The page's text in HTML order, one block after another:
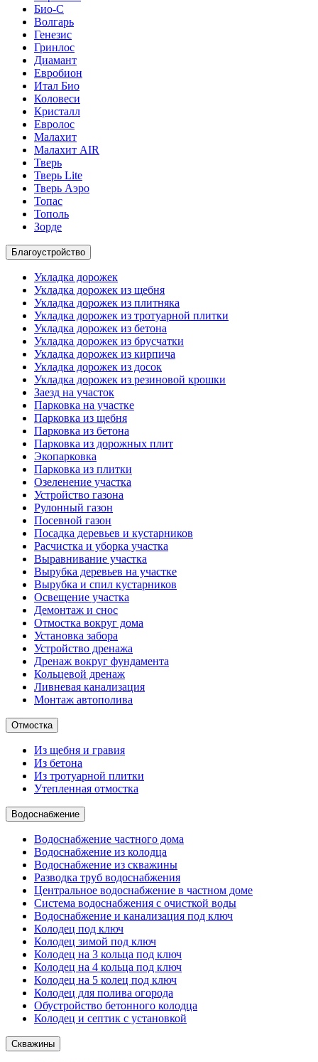
Био-С
Волгарь
Генезис
Гринлос
Диамант
Евробион
Итал Био
Коловеси
Кристалл
Евролос
Малахит
Малахит AIR
Тверь
Тверь Lite
Тверь Аэро
Топас
Тополь
Зорде
Благоустройство
Укладка дорожек
Укладка дорожек из щебня
Укладка дорожек из плитняка
Укладка дорожек из тротуарной плитки
Укладка дорожек из бетона
Укладка дорожек из брусчатки
Укладка дорожек из кирпича
Укладка дорожек из досок
Укладка дорожек из резиновой крошки
Заезд на участок
Парковка на участке
Парковка из щебня
Парковка из бетона
Парковка из дорожных плит
Экопарковка
Парковка из плитки
Озеленение участка
Устройство газона
Рулонный газон
Посевной газон
Посадка деревьев и кустарников
Расчистка и уборка участка
Выравнивание участка
Вырубка деревьев на участке
Вырубка и спил кустарников
Освещение участка
Демонтаж и снос
Отмостка вокруг дома
Установка забора
Устройство дренажа
Дренаж вокруг фундамента
Кольцевой дренаж
Ливневая канализация
Монтаж автополива
Отмостка
Из щебня и гравия
Из бетона
Из тротуарной плитки
Утепленная отмостка
Водоснабжение
Водоснабжение частного дома
Водоснабжение из колодца
Водоснабжение из скважины
Разводка труб водоснабжения
Центральное водоснабжение в частном доме
Система водоснабжения с очисткой воды
Водоснабжение и канализация под ключ
Колодец под ключ
Колодец зимой под ключ
Колодец на 3 кольца под ключ
Колодец на 4 кольца под ключ
Колодец на 5 колец под ключ
Колодец для полива огорода
Обустройство бетонного колодца
Колодец и септик с установкой
Скважины